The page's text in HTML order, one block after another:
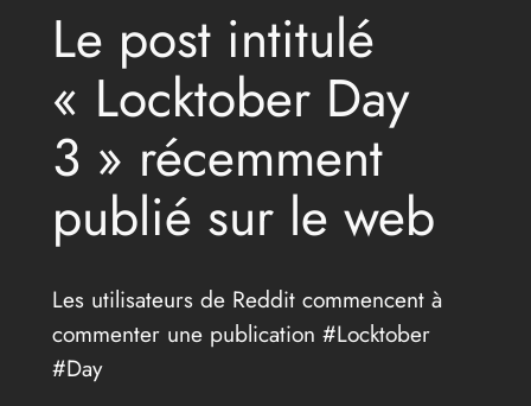
Le post intitulé
« Locktober Day
3 » récemment
publié sur le web
Les utilisateurs de Reddit commencent à
commenter une publication #Locktober
#Day